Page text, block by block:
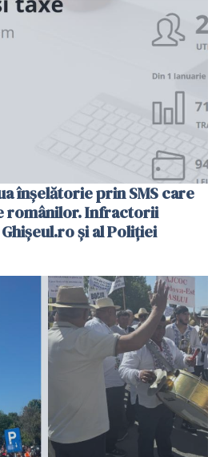
înșelătorie prin SMS care
românilor. Infractorii
și al Poliției